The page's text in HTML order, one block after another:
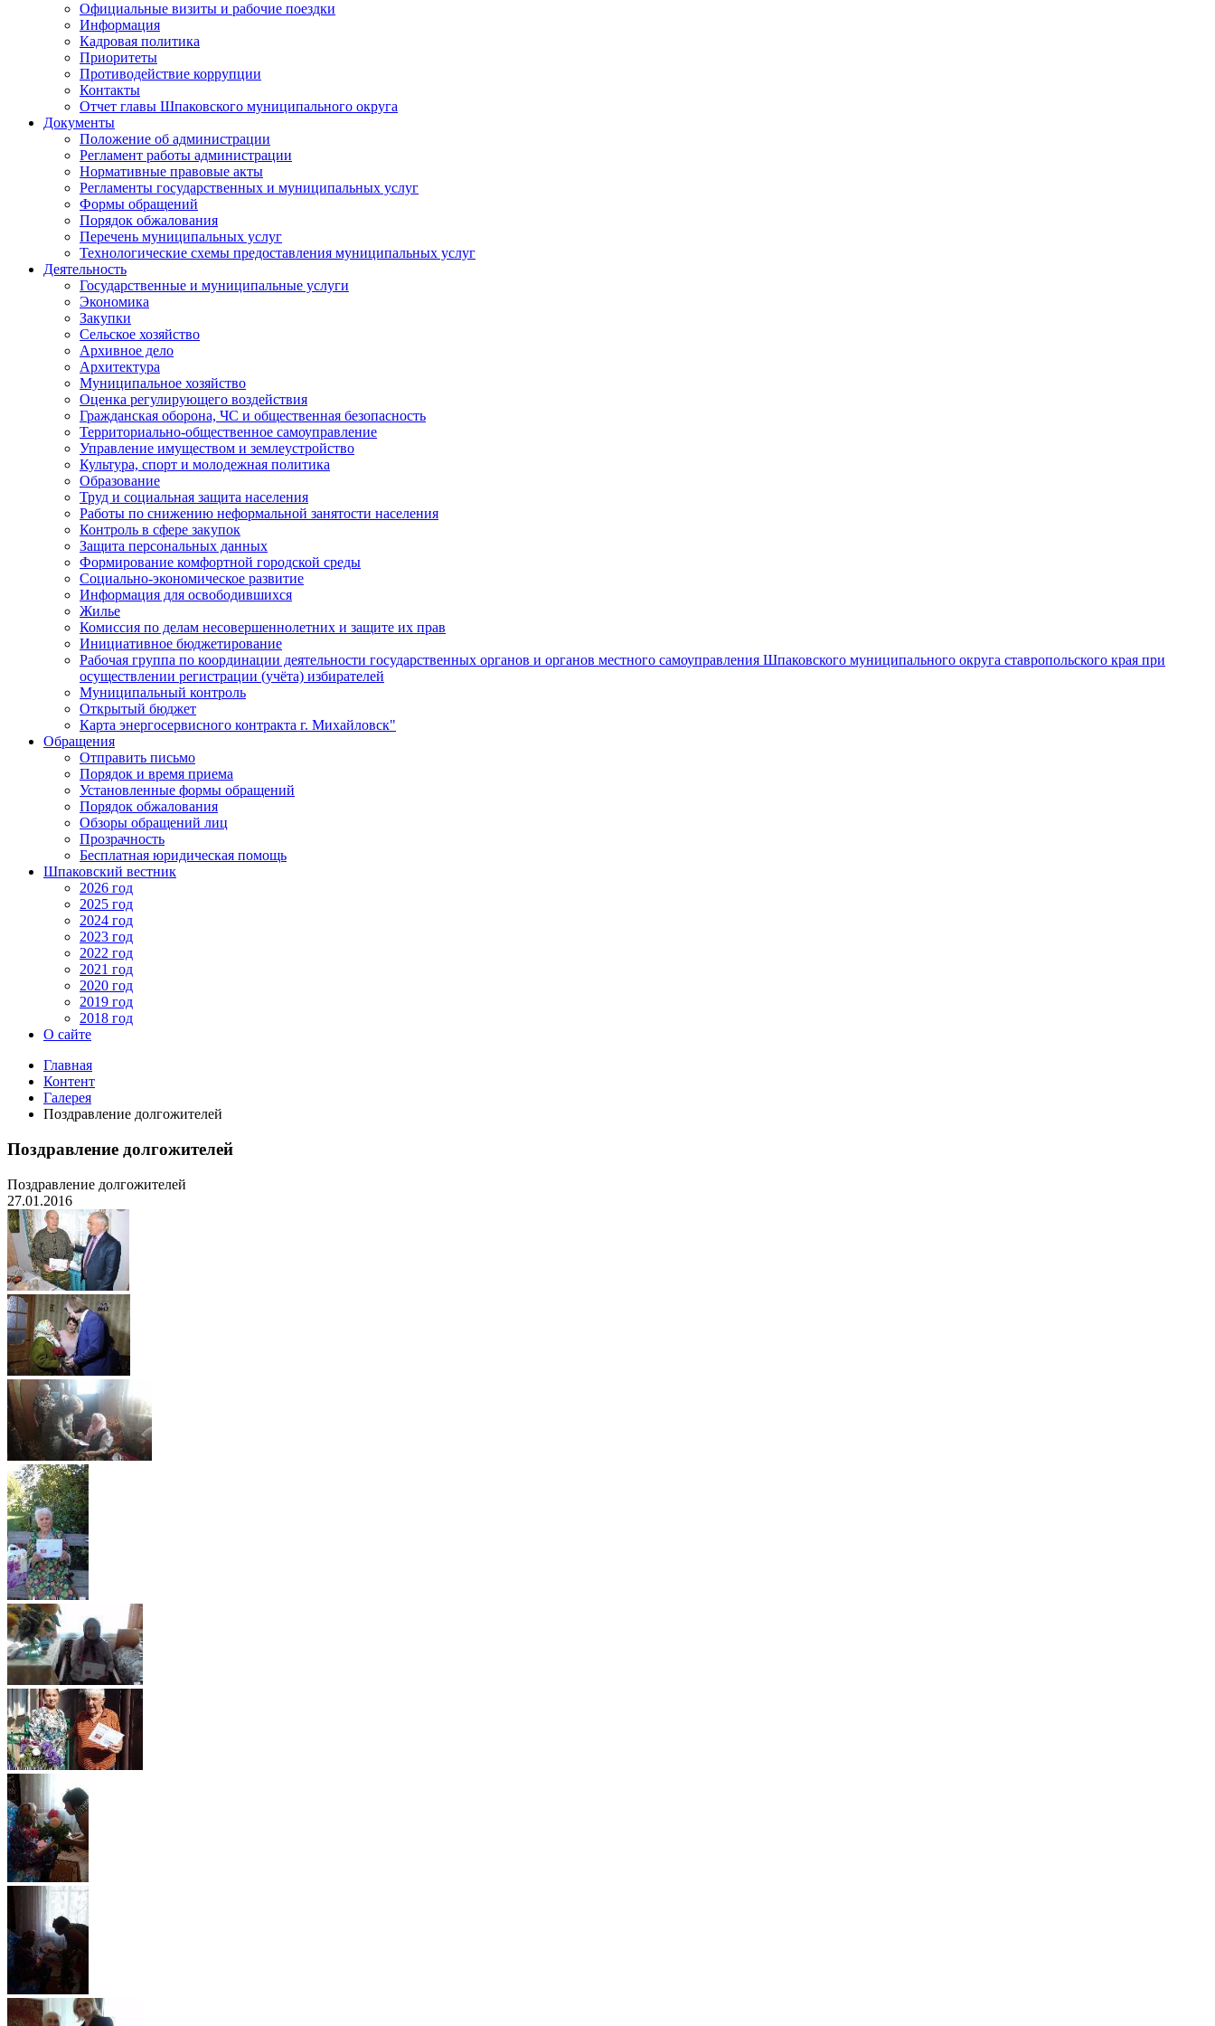
Официальные визиты и рабочие поездки
Информация
Кадровая политика
Приоритеты
Противодействие коррупции
Контакты
Отчет главы Шпаковского муниципального округа
Документы
Положение об администрации
Регламент работы администрации
Нормативные правовые акты
Регламенты государственных и муниципальных услуг
Формы обращений
Порядок обжалования
Перечень муниципальных услуг
Технологические схемы предоставления муниципальных услуг
Деятельность
Государственные и муниципальные услуги
Экономика
Закупки
Сельское хозяйство
Архивное дело
Архитектура
Муниципальное хозяйство
Оценка регулирующего воздействия
Гражданская оборона, ЧС и общественная безопасность
Территориально-общественное самоуправление
Управление имуществом и землеустройство
Культура, спорт и молодежная политика
Образование
Труд и социальная защита населения
Работы по снижению неформальной занятости населения
Контроль в сфере закупок
Защита персональных данных
Формирование комфортной городской среды
Социально-экономическое развитие
Информация для освободившихся
Жилье
Комиссия по делам несовершеннолетних и защите их прав
Инициативное бюджетирование
Рабочая группа по координации деятельности государственных органов и органов местного самоуправления Шпаковского муниципального округа ставропольского края при
осуществлении регистрации (учёта) избирателей
Муниципальный контроль
Открытый бюджет
Карта энергосервисного контракта г. Михайловск"
Обращения
Отправить письмо
Порядок и время приема
Установленные формы обращений
Порядок обжалования
Обзоры обращений лиц
Прозрачность
Бесплатная юридическая помощь
Шпаковский вестник
2026 год
2025 год
2024 год
2023 год
2022 год
2021 год
2020 год
2019 год
2018 год
О сайте
Главная
Контент
Галерея
Поздравление долгожителей
Поздравление долгожителей
Поздравление долгожителей
27.01.2016